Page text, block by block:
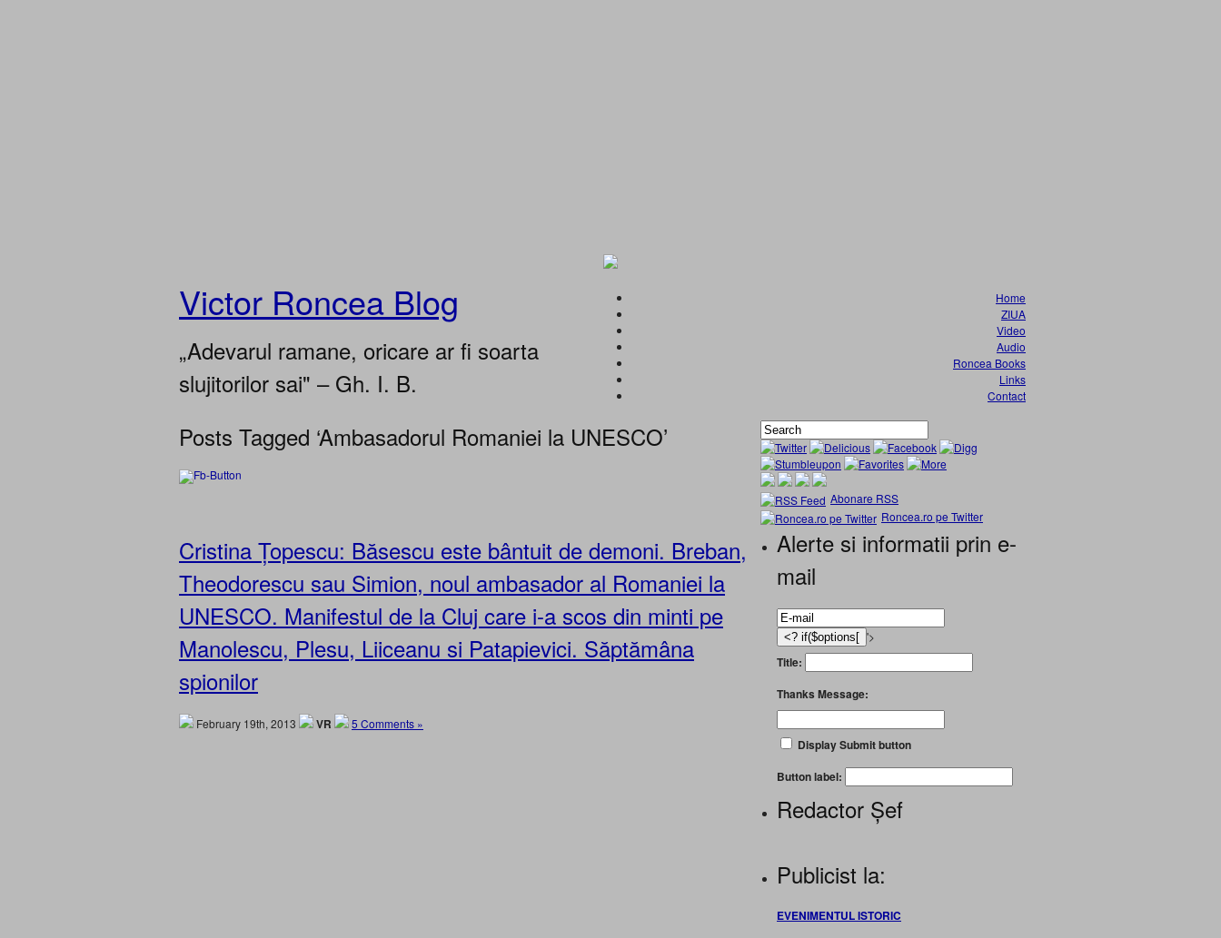
Victor Roncea Blog
„Adevarul ramane, oricare ar fi soarta
slujitorilor sai" – Gh. I. B.
Home
ZIUA
Video
Audio
Roncea Books
Links
Contact
Posts Tagged ‘Ambasadorul Romaniei la UNESCO’
Cristina Țopescu: Băsescu este bântuit de demoni. Breban,
Theodorescu sau Simion, noul ambasador al Romaniei la
UNESCO. Manifestul de la Cluj care i-a scos din minti pe
Manolescu, Plesu, Liiceanu si Patapievici. Săptămâna
spionilor
February 19th, 2013 VR 5 Comments »
Abonare RSS
Roncea.ro pe Twitter
Alerte si informatii prin e-
mail
'>
Title:
Thanks Message:
Display Submit button
Button label:
Redactor Șef
Publicist la:
EVENIMENTUL ISTORIC